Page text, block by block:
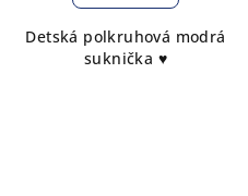
Detská polkruhová modrá
suknička ♥